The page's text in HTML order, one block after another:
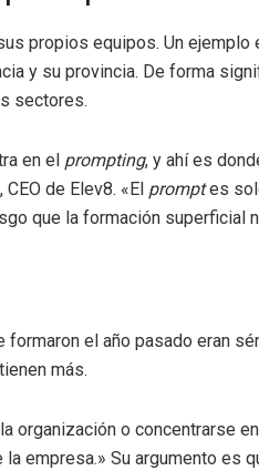
propios equipos. Un ejemplo
y su provincia. De forma
sectores.
en el prompting, y ahí es
de Elev8. «El promptes
que la formación superficial
el año pasado eran
más.
o concentrarse
empresa.» Su argumento es